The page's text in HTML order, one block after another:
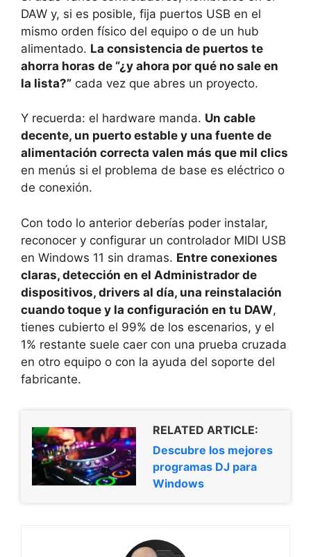
DAW y, si es posible, fija puertos USB en el
mismo orden físico del equipo o de un hub
alimentado. La consistencia de puertos te
ahorra horas de “¿y ahora por qué no sale en
la lista?” cada vez que abres un proyecto.
Y recuerda: el hardware manda. Un cable
decente, un puerto estable y una fuente de
alimentación correcta valen más que mil clics
en menús si el problema de base es eléctrico o
de conexión.
Con todo lo anterior deberías poder instalar,
reconocer y configurar un controlador MIDI USB
en Windows 11 sin dramas. Entre conexiones
claras, detección en el Administrador de
dispositivos, drivers al día, una reinstalación
cuando toque y la configuración en tu DAW,
tienes cubierto el 99% de los escenarios, y el
1% restante suele caer con una prueba cruzada
en otro equipo o con la ayuda del soporte del
fabricante.
RELATED ARTICLE:
Descubre los mejores
programas DJ para
Windows